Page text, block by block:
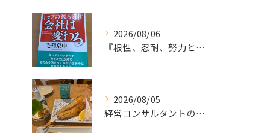
2026/08/06
『根性、忍耐、努力という言葉は死語なのか』
2026/08/05
経営コンサルタントのモーちゃん・毛利京申です。